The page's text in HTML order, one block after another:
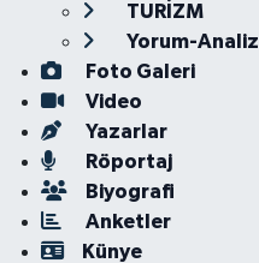
TURİZM
Yorum-Analiz
Foto Galeri
Video
Yazarlar
Röportaj
Biyografi
Anketler
Künye